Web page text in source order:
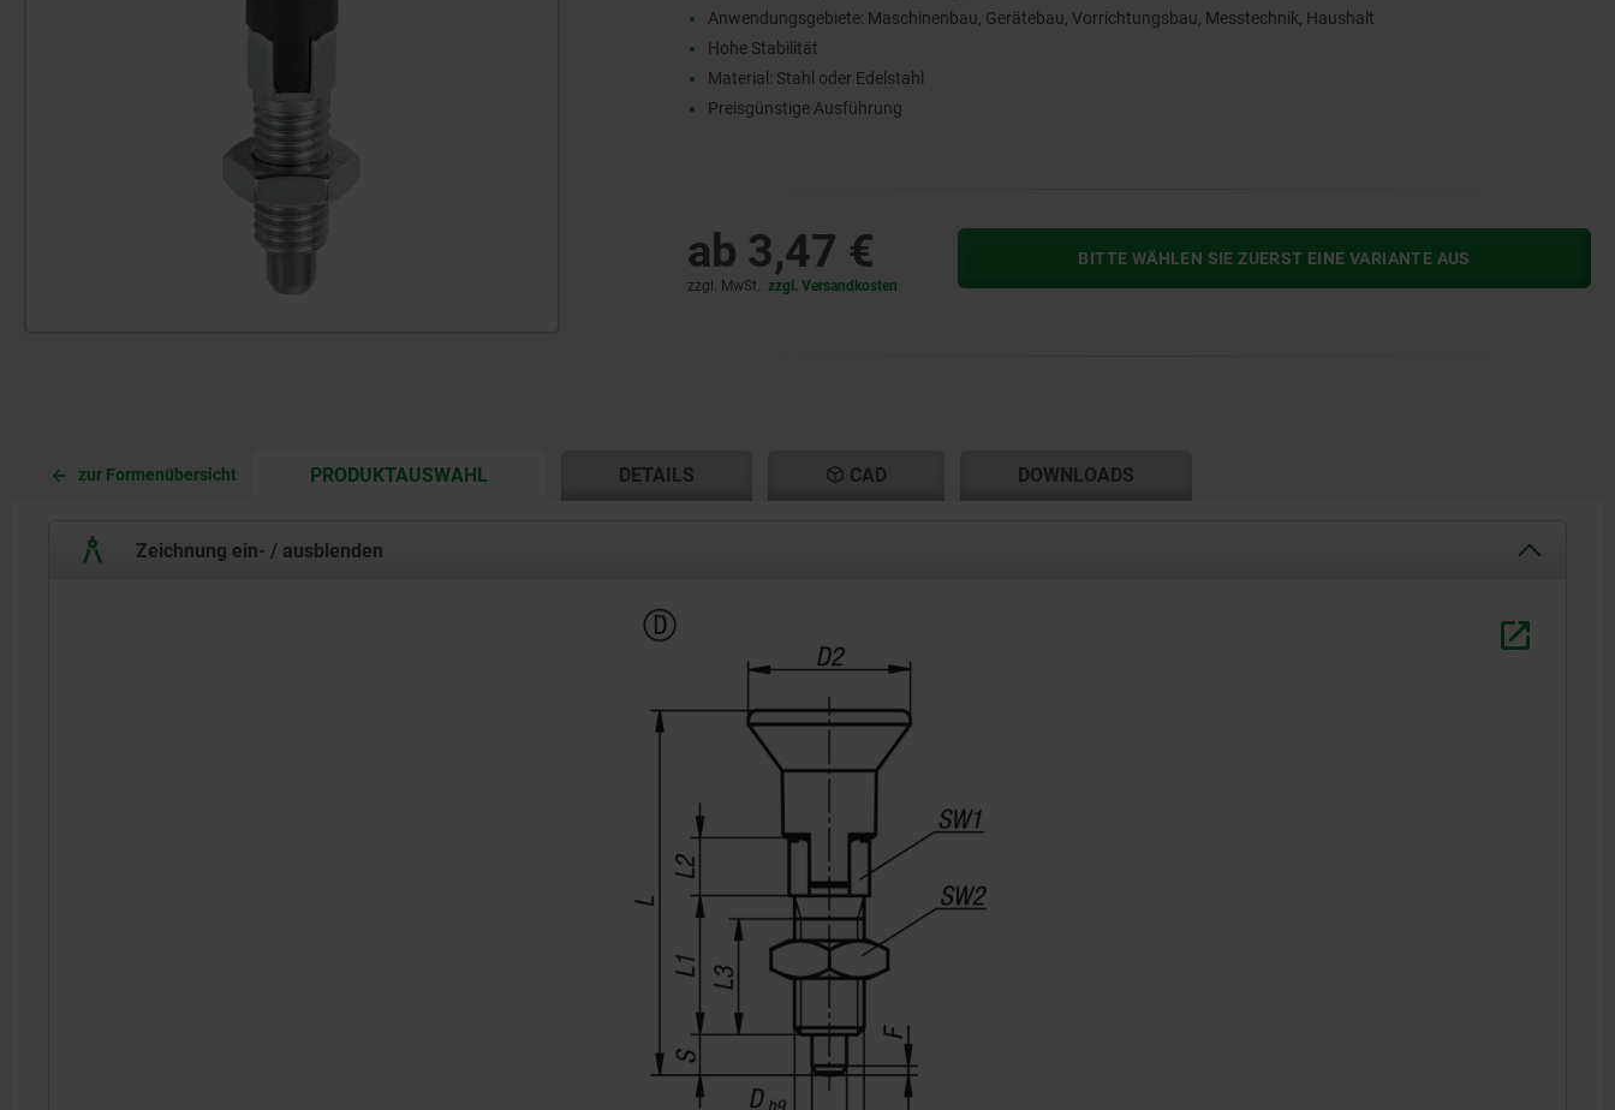
Anwendungsgebiete: Maschinenbau, Gerätebau, Vorrichtungsbau, Messtechnik, Haushalt
Hohe Stabilität
Material: Stahl oder Edelstahl
Preisgünstige Ausführung
ab 3,47 €
zzgl. MwSt. zzgl. Versandkosten
BITTE WÄHLEN SIE ZUERST EINE VARIANTE AUS
zur Formenübersicht PRODUKTAUSWAHL DETAILS CAD DOWNLOADS
Zeichnung ein- / ausblenden